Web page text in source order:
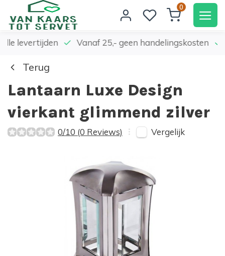
0
levertijden Vanaf 25,- geen handelingskosten
Terug
Lantaarn Luxe Design
vierkant glimmend zilver
0/10 (0 Reviews) Vergelijk